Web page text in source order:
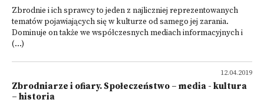
Zbrodnie i ich sprawcy to jeden z najliczniej reprezentowanych
tematów pojawiających się w kulturze od samego jej zarania.
Dominuje on także we współczesnych mediach informacyjnych i
(...)
12.04.2019
Zbrodniarze i ofiary. Społeczeństwo – media - kultura
– historia